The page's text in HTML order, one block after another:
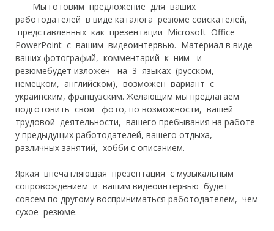
Мы готовим предложение для ваших
работодателей в виде каталога резюме соискателей,
представленных как презентации Microsoft Office
PowerPoint с вашим видеоинтервью. Материал в виде
ваших фотографий, комментарий к ним и
резюмебудет изложен
на 3 языках (русском,
немецком, английском), возможен вариант с
украинским, французским. Желающим мы предлагаем
подготовить свои фото, по возможности, вашей
трудовой деятельности, вашего пребывания на работе
у предыдущих работодателей, вашего отдыха,
различных занятий, хобби с описанием.
Яркая впечатляющая презентация с музыкальным
сопровождением и вашим видеоинтервью будет
совсем по другому восприниматься работодателем, чем
сухое резюме.